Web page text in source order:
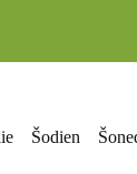
Šodien